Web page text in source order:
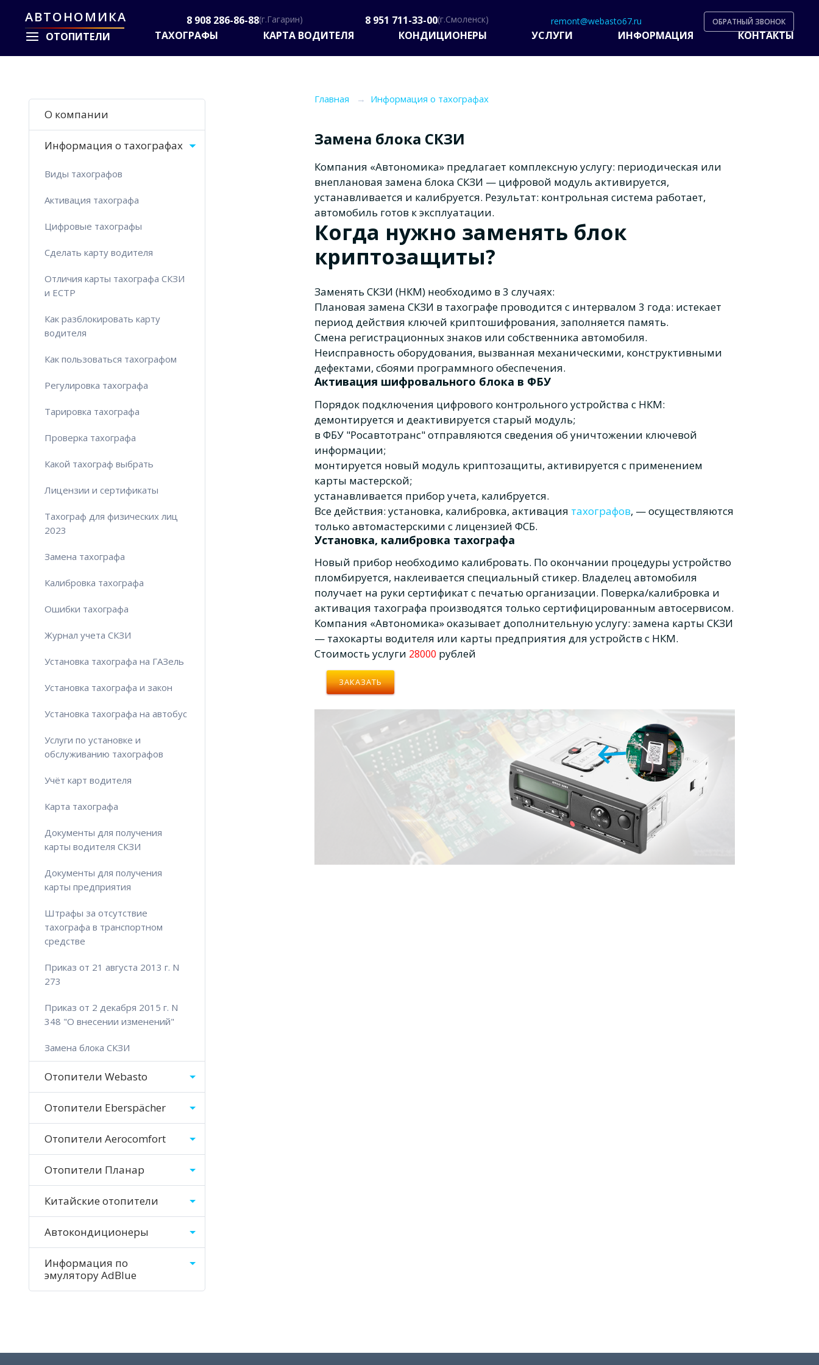
АВТОНОМИКА 8 908 286-86-88(г.Гагарин) 8 951 711-33-00(г.Смоленск) remont@webasto67.ru ОБРАТНЫЙ ЗВОНОК
ОТОПИТЕЛИ ТАХОГРАФЫ КАРТА ВОДИТЕЛЯ КОНДИЦИОНЕРЫ УСЛУГИ ИНФОРМАЦИЯ КОНТАКТЫ
О компании
Информация о тахографах
Виды тахографов
Активация тахографа
Цифровые тахографы
Сделать карту водителя
Отличия карты тахографа СКЗИ
и ЕСТР
Как разблокировать карту
водителя
Как пользоваться тахографом
Регулировка тахографа
Тарировка тахографа
Проверка тахографа
Какой тахограф выбрать
Лицензии и сертификаты
Тахограф для физических лиц
2023
Замена тахографа
Калибровка тахографа
Ошибки тахографа
Журнал учета СКЗИ
Установка тахографа на ГАЗель
Установка тахографа и закон
Установка тахографа на автобус
Услуги по установке и
обслуживанию тахографов
Учёт карт водителя
Карта тахографа
Документы для получения
карты водителя СКЗИ
Документы для получения
карты предприятия
Штрафы за отсутствие
тахографа в транспортном
средстве
Приказ от 21 августа 2013 г. N
273
Приказ от 2 декабря 2015 г. N
348 "О внесении изменений"
Замена блока СКЗИ
Отопители Webasto
Отопители Eberspächer
Отопители Aerocomfort
Отопители Планар
Китайские отопители
Автокондиционеры
Информация по
эмулятору AdBlue
Главная → Информация о тахографах
Замена блока СКЗИ
Компания «Автономика» предлагает комплексную услугу: периодическая или
внеплановая замена блока СКЗИ — цифровой модуль активируется,
устанавливается и калибруется. Результат: контрольная система работает,
автомобиль готов к эксплуатации.
Когда нужно заменять блок
криптозащиты?
Заменять СКЗИ (НКМ) необходимо в 3 случаях:
Плановая замена СКЗИ в тахографе проводится с интервалом 3 года: истекает
период действия ключей криптошифрования, заполняется память.
Смена регистрационных знаков или собственника автомобиля.
Неисправность оборудования, вызванная механическими, конструктивными
дефектами, сбоями программного обеспечения.
Активация шифровального блока в ФБУ
Порядок подключения цифрового контрольного устройства с НКМ:
демонтируется и деактивируется старый модуль;
в ФБУ "Росавтотранс" отправляются сведения об уничтожении ключевой
информации;
монтируется новый модуль криптозащиты, активируется с применением
карты мастерской;
устанавливается прибор учета, калибруется.
Все действия: установка, калибровка, активация тахографов, — осуществляются
только автомастерскими с лицензией ФСБ.
Установка, калибровка тахографа
Новый прибор необходимо калибровать. По окончании процедуры устройство
пломбируется, наклеивается специальный стикер. Владелец автомобиля
получает на руки сертификат с печатью организации. Поверка/калибровка и
активация тахографа производятся только сертифицированным автосервисом.
Компания «Автономика» оказывает дополнительную услугу: замена карты СКЗИ
— тахокарты водителя или карты предприятия для устройств с НКМ.
Стоимость услуги 28000 рублей
ЗАКАЗАТЬ